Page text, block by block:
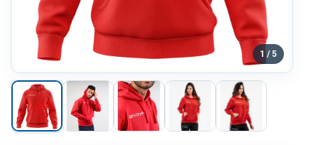
1 / 5